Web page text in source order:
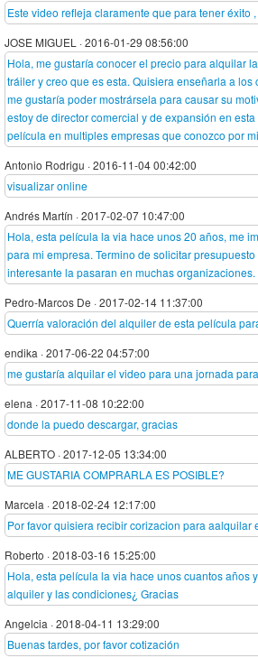
Este video refleja claramente que para tener
JOSE MIGUEL ·2016-01-29 08:56:00
Hola, me gustaría conocer el precio para alquilar
tráiler y creo que es esta. Quisiera enseñarla a
me gustaría poder mostrársela para causar su
estoy de director comercial y de expansión en
película en multiples empresas que conozco por
Antonio Rodrigu ·2016-11-04 00:42:00
visualizar online
Andrés Martín ·2017-02-07 10:47:00
Hola, esta película la via hace unos 20 años, me
para mi empresa. Termino de solicitar
interesante la pasaran en muchas organizaciones.
Pedro-Marcos De ·2017-02-14 11:37:00
Querría valoración del alquiler de esta película
endika ·2017-06-22 04:57:00
me gustaría alquilar el video para una jornada
elena ·2017-11-08 10:22:00
donde la puedo descargar, gracias
ALBERTO ·2017-12-05 13:34:00
ME GUSTARIA COMPRARLA ES POSIBLE?
Marcela ·2018-02-24 12:17:00
Por favor quisiera recibir corizacion para
Roberto ·2018-03-16 15:25:00
Hola, esta película la via hace unos cuantos años
alquiler y las condiciones¿ Gracias
Angelcia ·2018-04-11 13:29:00
Buenas tardes, por favor cotización